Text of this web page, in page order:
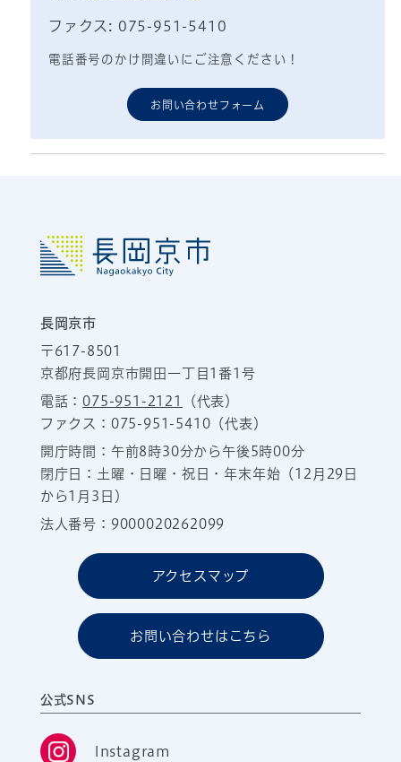
ファクス: 075-951-5410
電話番号のかけ間違いにご注意ください！
お問い合わせフォーム
長岡京市
〒617-8501
京都府長岡京市開田一丁目1番1号
電話：075-951-2121
（代表）
ファクス：075-951-5410（代表）
開庁時間：午前8時30分から午後5時00分
閉庁日：土曜・日曜・祝日・年末年始（12月29日
から1月3日）
法人番号：9000020262099
アクセスマップ
お問い合わせはこちら
公式SNS
Instagram